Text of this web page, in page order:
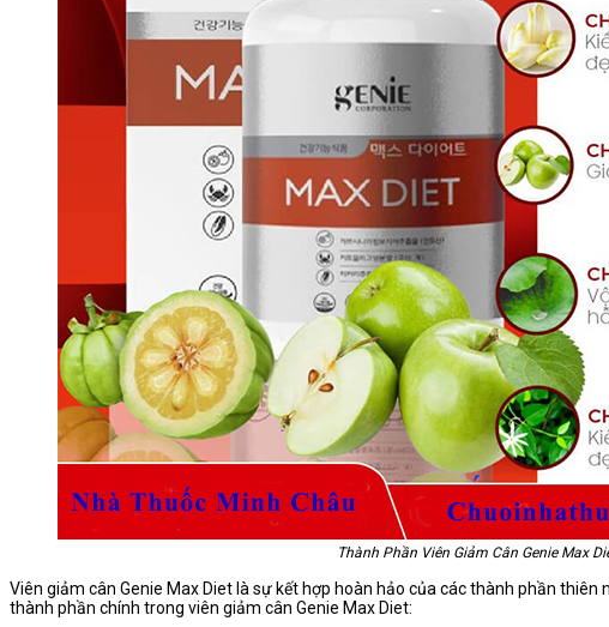
Thành Phần Viên Giảm Cân Genie Max
Viên giảm cân Genie Max Diet là sự kết hợp hoàn hảo của các thành phần
thành phần chính trong viên giảm cân Genie Max Diet: